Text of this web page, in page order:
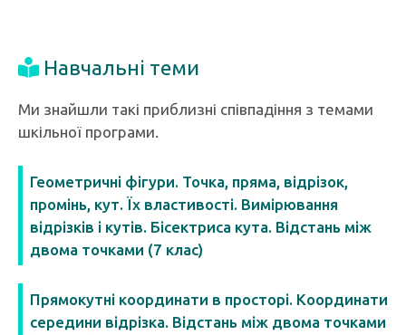
Навчальні теми
Ми знайшли такі приблизні співпадіння з темами
шкільної програми.
Геометричні фігури. Точка, пряма, відрізок,
промінь, кут. Їх властивості. Вимірювання
відрізків і кутів. Бісектриса кута. Відстань між
двома точками (7 клас)
Прямокутні координати в просторі. Координати
середини відрізка. Відстань між двома точками